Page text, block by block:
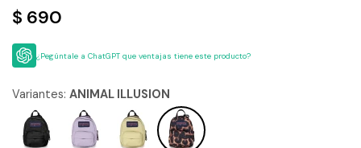
$ 690
¿Pegúntale a ChatGPT que ventajas tiene este producto?
Variantes: ANIMAL ILLUSION